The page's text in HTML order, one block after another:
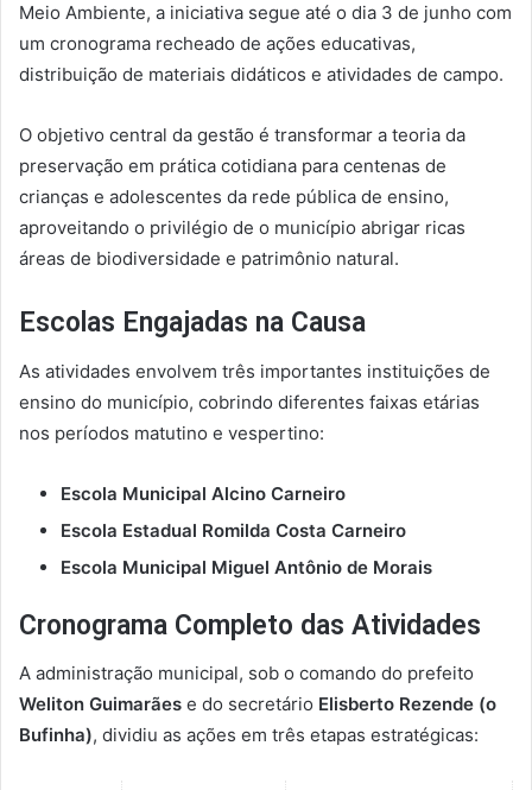
Meio Ambiente, a iniciativa segue até o dia 3 de junho com
um cronograma recheado de ações educativas,
distribuição de materiais didáticos e atividades de campo.
O objetivo central da gestão é transformar a teoria da
preservação em prática cotidiana para centenas de
crianças e adolescentes da rede pública de ensino,
aproveitando o privilégio de o município abrigar ricas
áreas de biodiversidade e patrimônio natural.
Escolas Engajadas na Causa
As atividades envolvem três importantes instituições de
ensino do município, cobrindo diferentes faixas etárias
nos períodos matutino e vespertino:
Escola Municipal Alcino Carneiro
Escola Estadual Romilda Costa Carneiro
Escola Municipal Miguel Antônio de Morais
Cronograma Completo das Atividades
A administração municipal, sob o comando do prefeito
Weliton Guimarães e do secretário Elisberto Rezende (o
Bufinha), dividiu as ações em três etapas estratégicas: